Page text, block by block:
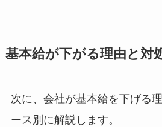
基本給が下がる理由と対
次に、会社が基本給を下げる
ース別に解説します。